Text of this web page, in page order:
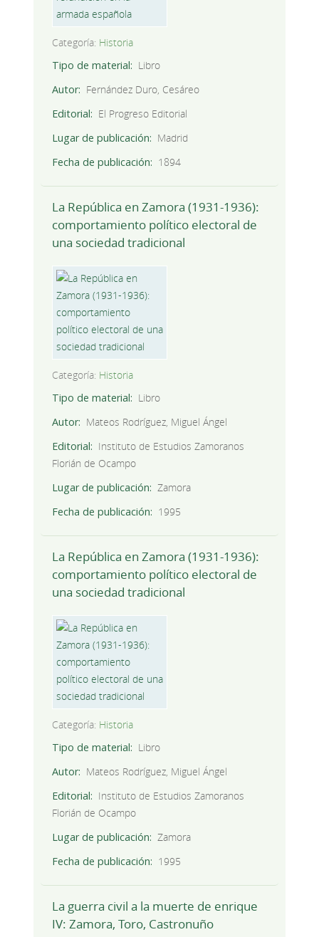
Categoría: Historia
Tipo de material
Libro
Autor
Fernández Duro, Cesáreo
Editorial
El Progreso Editorial
Lugar de publicación
Madrid
Fecha de publicación
1894
La República en Zamora (1931-1936):
comportamiento político electoral de
una sociedad tradicional
Categoría: Historia
Tipo de material
Libro
Autor
Mateos Rodríguez, Miguel Ángel
Editorial
Instituto de Estudios Zamoranos
Florián de Ocampo
Lugar de publicación
Zamora
Fecha de publicación
1995
La República en Zamora (1931-1936):
comportamiento político electoral de
una sociedad tradicional
Categoría: Historia
Tipo de material
Libro
Autor
Mateos Rodríguez, Miguel Ángel
Editorial
Instituto de Estudios Zamoranos
Florián de Ocampo
Lugar de publicación
Zamora
Fecha de publicación
1995
La guerra civil a la muerte de enrique
IV: Zamora, Toro, Castronuño